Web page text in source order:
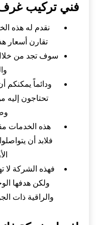
فني تركيب غرف
نقدم له هذه
تقارن أسعار
سوف تجد من خلال
ودائماً يمكنكم
تحتاجون
هذه الخدمات
فلابد أن
فهذه الشركة لا
ولكن هدفها
والراقية ذات